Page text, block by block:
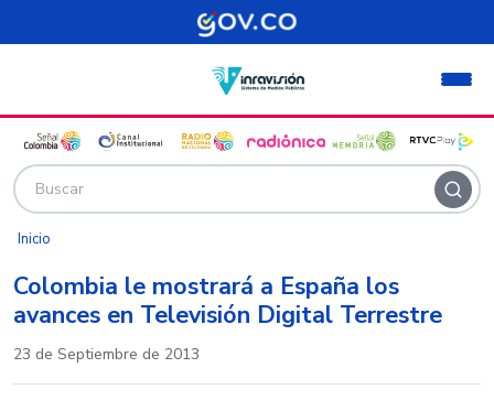
Pasar al contenido principal
Inicio
Colombia le mostrará a España los
avances en Televisión Digital Terrestre
23 de Septiembre de 2013